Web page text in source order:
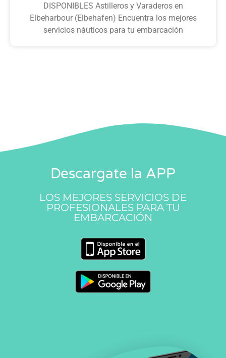
DISPONIBLES Astilleros y Varaderos en
Elbeharbour (Elbehafen) Encuentra los mejores
servicios náuticos para tu embarcación
Descargate la APP
LOS MEJORES SERVICIOS DE
PROFESIONALES PARA TU
EMBARCACIÓN